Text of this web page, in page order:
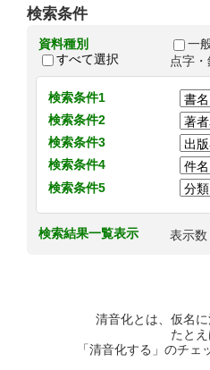
検索条件
資料種別
すべて選択
一
点字
検索条件1
検索条件2
検索条件3
検索条件4
検索条件5
検索結果一覧表示 表示数
清音化とは、仮名
たと
「清音化する」のチ